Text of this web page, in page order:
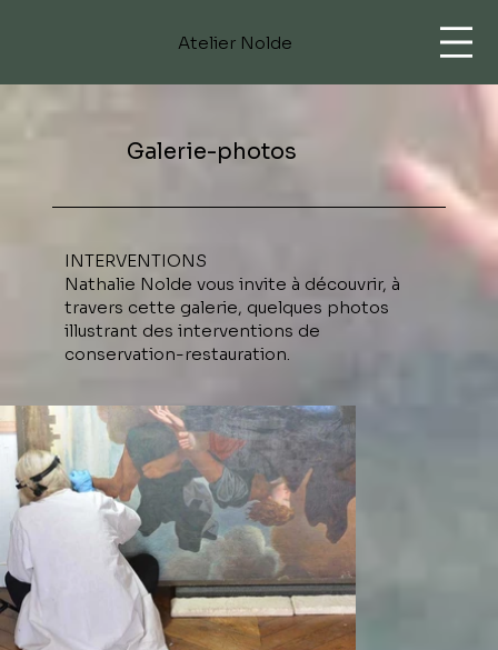
Atelier Nolde
INTERVENTIONS
Nathalie Nolde vous invite à découvrir, à
travers cette galerie, quelques photos
illustrant des interventions de
conservation-restauration.
Galerie-photos